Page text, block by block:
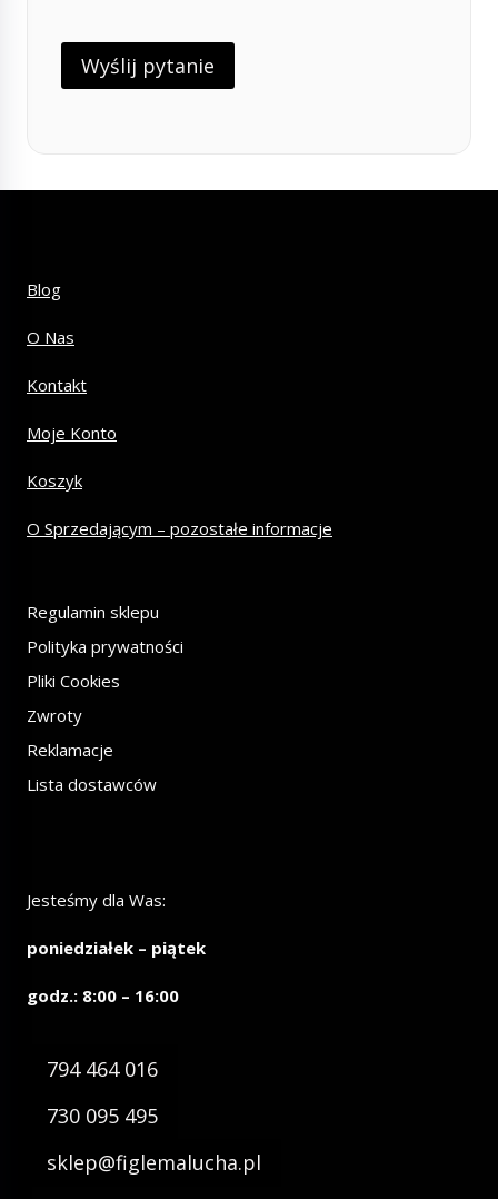
Blog
O Nas
Kontakt
Moje Konto
Koszyk
O Sprzedającym – pozostałe informacje
Regulamin sklepu
Polityka prywatności
Pliki Cookies
Zwroty
Reklamacje
Lista dostawców
Jesteśmy dla Was:
poniedziałek – piątek
godz.: 8:00 – 16:00
794 464 016
730 095 495
sklep@figlemalucha.pl